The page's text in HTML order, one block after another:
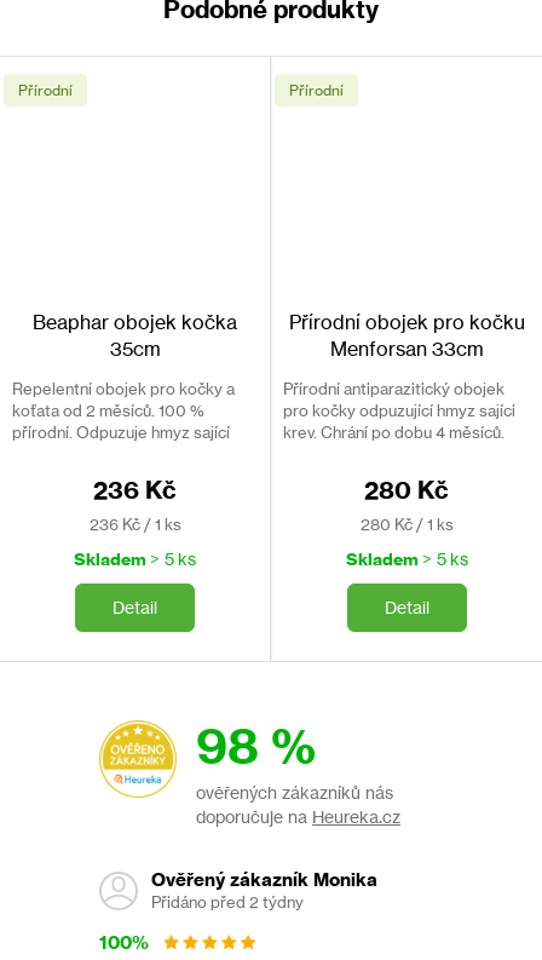
Jak pipetu používat
Podávejte na kůži, na krku a v přední části ramen.
Kočka s váhou do 5 kg – 1 x 1,5 ml pipeta
Kočka s váhou nad 5 kg – 2 x 1,5 ml pipeta
Složení
extrakt z geraniolu, margosy, levandulový olej
Balení
Skladování
Uchovávejte při pokojové teplotě.
Bezpečnostní upozornění
Přírodní
Beaphar obojek kočka
35cm
Repelentní obojek pro kočky a
koťata od 2 měsíců. 100 %
přírodní. Odpuzuje hmyz sající
236 Kč
Měrná
236 Kč / 1 ks
Skladem > 5 ks
Detail
Přírodní
Přírodní obojek pro kočku
Menforsan 33cm
Přírodní antiparazitický obojek
pro kočky odpuzující hmyz sajíci
krev. Chrání po dobu 4 měsíců.
280 Kč
Měrná
280 Kč / 1 ks
Skladem > 5 ks
Detail
98 %
ověřených zákazníků nás
doporučuje na Heureka.cz
Ověřený zákazník Monika
Přidáno před 2 týdny
100%